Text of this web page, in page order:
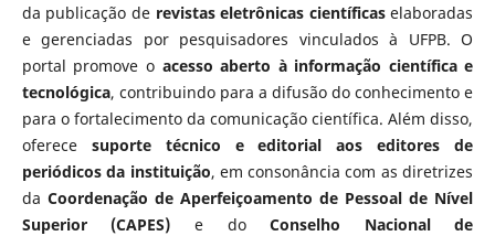
da publicação de revistas eletrônicas científicaselaboradas
e gerenciadas por pesquisadores vinculados à UFPB. O
portal promove o acesso aberto à informação científica e
tecnológica, contribuindo para a difusão do conhecimento e
para o fortalecimento da comunicação científica. Além disso,
oferece suporte técnico e editorial aos editores de
periódicos da instituição, em consonância com as diretrizes
da Coordenação de Aperfeiçoamento de Pessoal de Nível
Superior (CAPES) e doConselho Nacional de